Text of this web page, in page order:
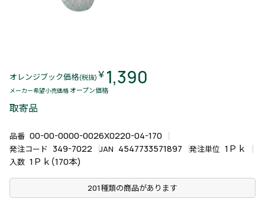
オレンジブック価格(税抜) ￥ 1,390
メーカー希望小売価格 オープン価格
取寄品
品番 00-00-0000-0026X0220-04-170
発注コード 349-7022 JAN 4547733571897 発注単位 1Ｐｋ
入数 1Ｐｋ(170本)
201種類の商品があります